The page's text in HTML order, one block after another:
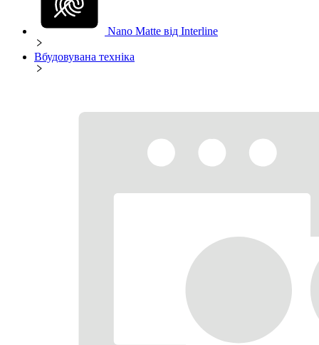
Nano Matte від Interline
Вбудовувана техніка